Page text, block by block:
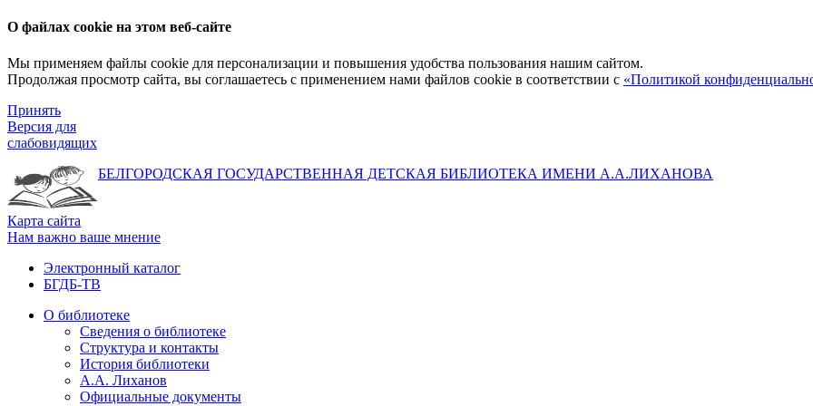
О файлах cookie на этом веб-сайте
Мы применяем файлы cookie для персонализации и повышения удобства пользования нашим сайтом.
Продолжая просмотр сайта, вы соглашаетесь с применением нами файлов cookie в соответствии с «Политикой
Принять
Версия для
слабовидящих
БЕЛГОРОДСКАЯ ГОСУДАРСТВЕННАЯ ДЕТСКАЯ БИБЛИОТЕКА ИМЕНИ А.А.ЛИХАНОВА
Карта сайта
Нам важно ваше мнение
Электронный каталог
БГДБ-ТВ
О библиотеке
Сведения о библиотеке
Структура и контакты
История библиотеки
А.А. Лиханов
Официальные документы